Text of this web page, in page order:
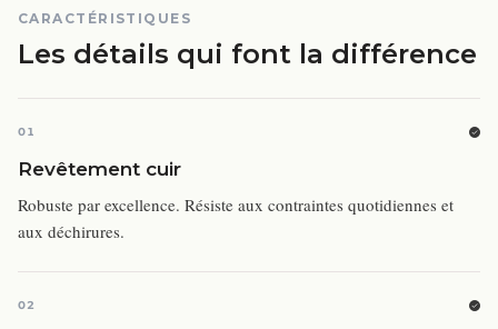
CARACTÉRISTIQUES
Les détails qui font la différence
01
Revêtement cuir
Robuste par excellence. Résiste aux contraintes quotidiennes et
aux déchirures.
02